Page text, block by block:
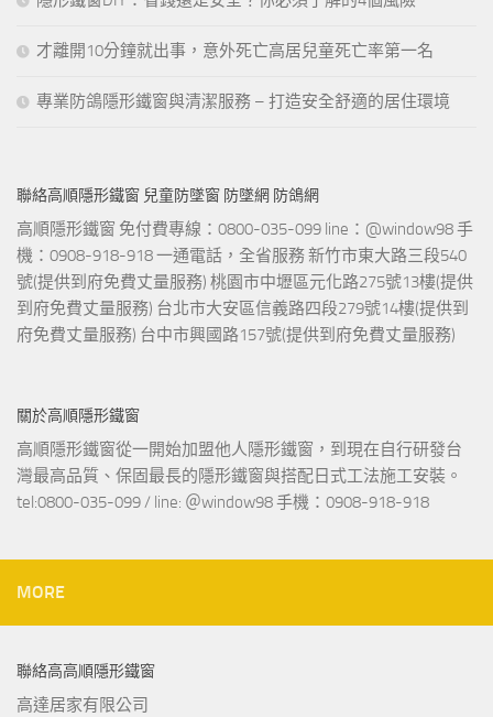
才離開10分鐘就出事，意外死亡高居兒童死亡率第一名
專業防鴿隱形鐵窗與清潔服務 – 打造安全舒適的居住環境
聯絡高順隱形鐵窗 兒童防墜窗 防墜網 防鴿網
高順隱形鐵窗 免付費專線：0800-035-099 line：@window98 手
機：0908-918-918 一通電話，全省服務 新竹市東大路三段540
號(提供到府免費丈量服務) 桃園市中壢區元化路275號13樓(提供
到府免費丈量服務) 台北市大安區信義路四段279號14樓(提供到
府免費丈量服務) 台中市興國路157號(提供到府免費丈量服務)
關於高順隱形鐵窗
高順隱形鐵窗從一開始加盟他人隱形鐵窗，到現在自行研發台
灣最高品質、保固最長的隱形鐵窗與搭配日式工法施工安裝。
tel:0800-035-099 / line: ＠window98 手機：0908-918-918
MORE
聯絡高高順隱形鐵窗
高達居家有限公司